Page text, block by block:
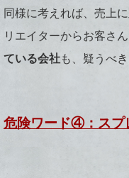
同様に考えれば、売上
リエイターからお客さ
ている会社も、疑うべ
危険ワード④：スプ